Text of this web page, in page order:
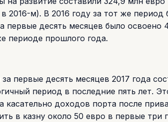
2016-м). В 2016 году за тот же
первые десять месяцев было освоено
периоде прошлого года.
первые десять месяцев 2017 года
период в последние пять лет.
касательно доходов порта после
в казну около 50 евро в первые три